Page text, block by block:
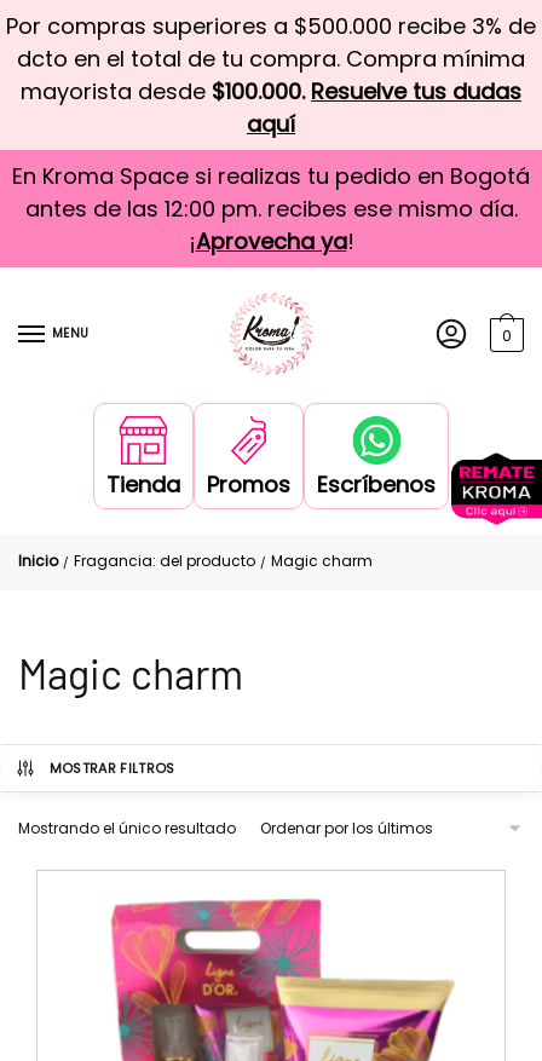
Por compras superiores a $500.000 recibe 3% de
dcto en el total de tu compra. Compra mínima
mayorista desde $100.000. Resuelve tus dudas
aquí
En Kroma Space si realizas tu pedido en Bogotá
antes de las 12:00 pm. recibes ese mismo día.
¡Aprovecha ya!
MENU 0
Tienda Promos Escríbenos
Inicio / Fragancia: del producto / Magic charm
Magic charm
MOSTRAR FILTROS
Mostrando el único resultado